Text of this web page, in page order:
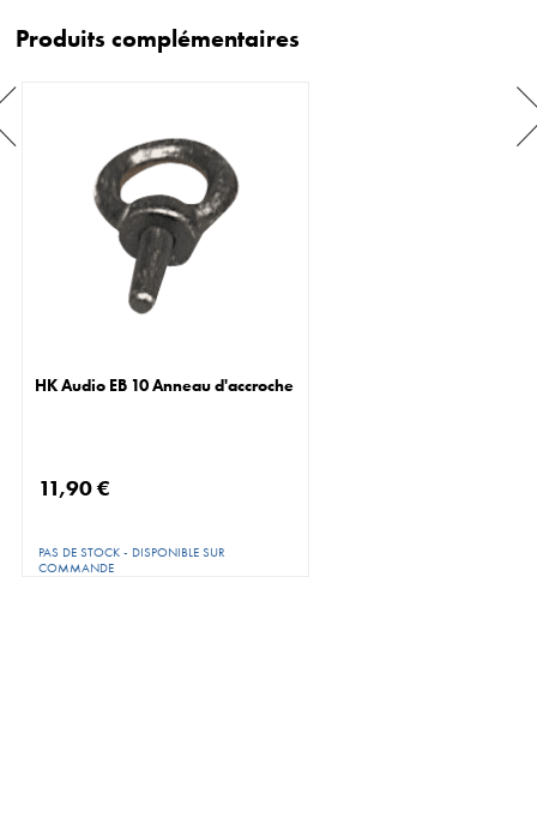
Produits complémentaires
HK Audio EB 10 Anneau d'accroche
11,90 €
PAS DE STOCK - DISPONIBLE SUR
COMMANDE